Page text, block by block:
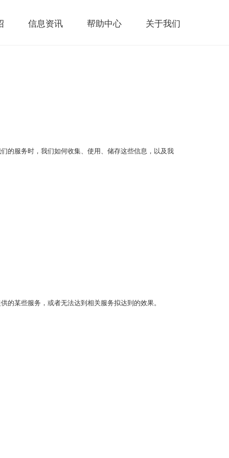
信息资讯 帮助中心 关于我们
的服务时，我们如何收集、使用、储存这些信息，以及我
某些服务，或者无法达到相关服务拟达到的效果。